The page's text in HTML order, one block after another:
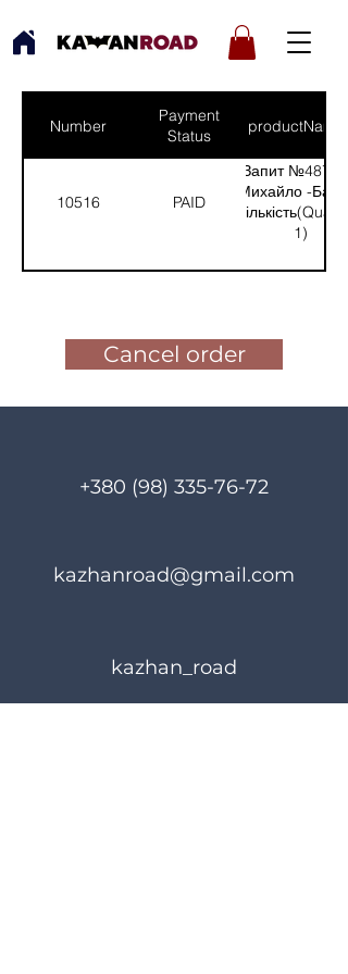
Number
Payment
Status
productNames
10516 PAID
Запит №487 від:
Михайло -
1)
Cancel order
+380 (98) 335-76-72
kazhanroad@gmail.com
kazhan_road